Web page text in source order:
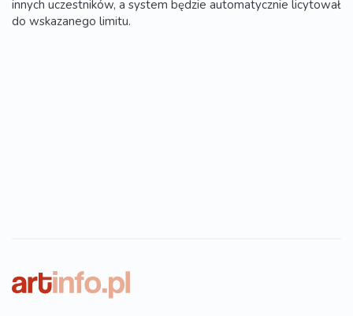
innych uczestników, a system będzie automatycznie licytował
do wskazanego limitu.